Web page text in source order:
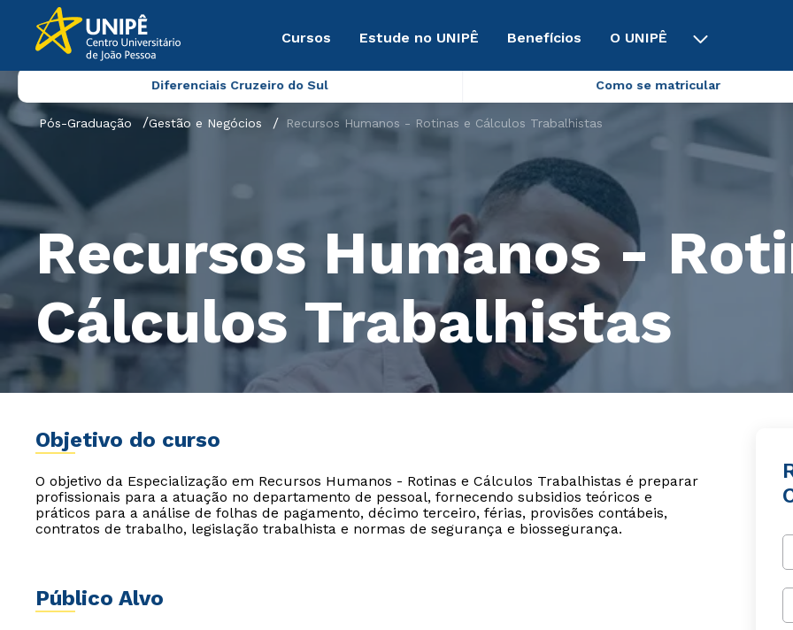
Cursos Estude no UNIPÊ Benefícios O UNIPÊ
Diferenciais Cruzeiro do Sul Como se matricular
Pós-Graduação Gestão e Negócios Recursos Humanos - Rotinas e Cálculos Trabalhistas
Recursos Humanos -
Cálculos Trabalhistas
Objetivo do curso
O objetivo da Especialização em Recursos Humanos - Rotinas e Cálculos Trabalhistas é preparar
profissionais para a atuação no departamento de pessoal, fornecendo subsidios teóricos e
práticos para a análise de folhas de pagamento, décimo terceiro, férias, provisões contábeis,
contratos de trabalho, legislação trabalhista e normas de segurança e biossegurança.
Público Alvo